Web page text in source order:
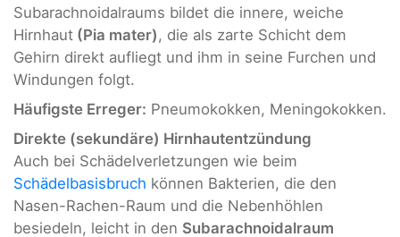
Subarachnoidalraums bildet die innere, weiche
Hirnhaut (Pia mater) , die als zarte Schicht dem
Gehirn direkt aufliegt und ihm in seine Furchen und
Windungen folgt.
Häufigste Erreger: Pneumokokken, Meningokokken.
Direkte (sekundäre) Hirnhautentzündung
Auch bei Schädelverletzungen wie beim
Schädelbasisbruch können Bakterien, die den
Nasen-Rachen-Raum und die Nebenhöhlen
besiedeln, leicht in den Subarachnoidalraum